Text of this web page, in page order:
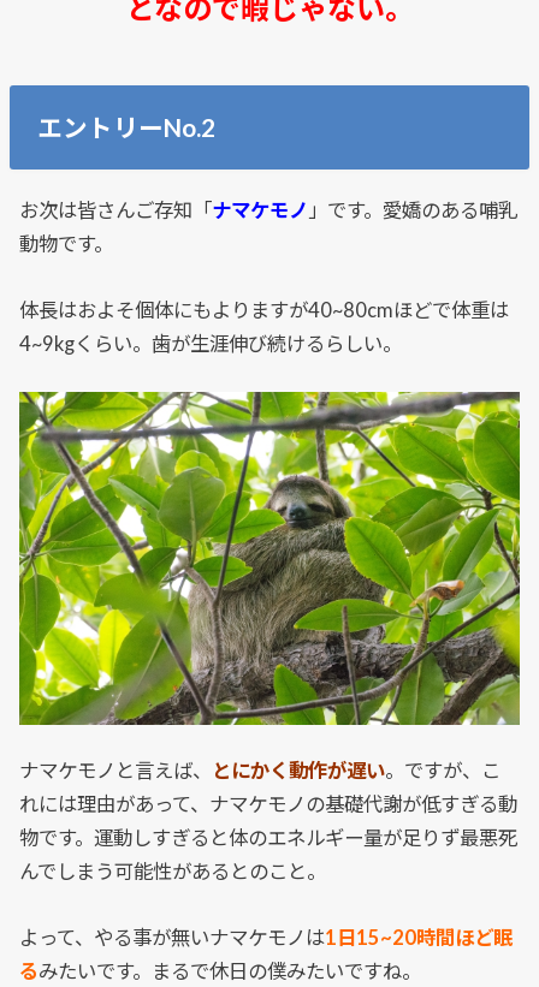
となので暇じゃない。
エントリーNo.2
お次は皆さんご存知「ナマケモノ」です。愛嬌のある哺乳
動物です。
体長はおよそ個体にもよりますが40~80cmほどで体重は
4~9kgくらい。歯が生涯伸び続けるらしい。
ナマケモノと言えば、 とにかく動作が遅い。ですが、こ
れには理由があって、ナマケモノの基礎代謝が低すぎる動
物です。運動しすぎると体のエネルギー量が足りず最悪死
んでしまう可能性があるとのこと。
よって、やる事が無いナマケモノは1日15~20時間ほど眠
るみたいです。まるで休日の僕みたいですね。